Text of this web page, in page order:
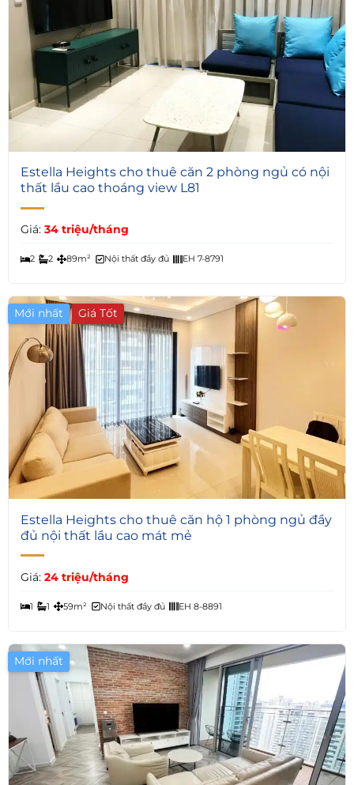
6
Estella Heights cho thuê căn 2 phòng ngủ có nội
thất lầu cao thoáng view L81
Giá: 34 triệu/tháng
2 2 89m² Nội thất đầy đủ EH 7-8791
Mới nhất Giá Tốt
5
Estella Heights cho thuê căn hộ 1 phòng ngủ đầy
đủ nội thất lầu cao mát mẻ
Giá: 24 triệu/tháng
1 1 59m² Nội thất đầy đủ EH 8-8891
Mới nhất